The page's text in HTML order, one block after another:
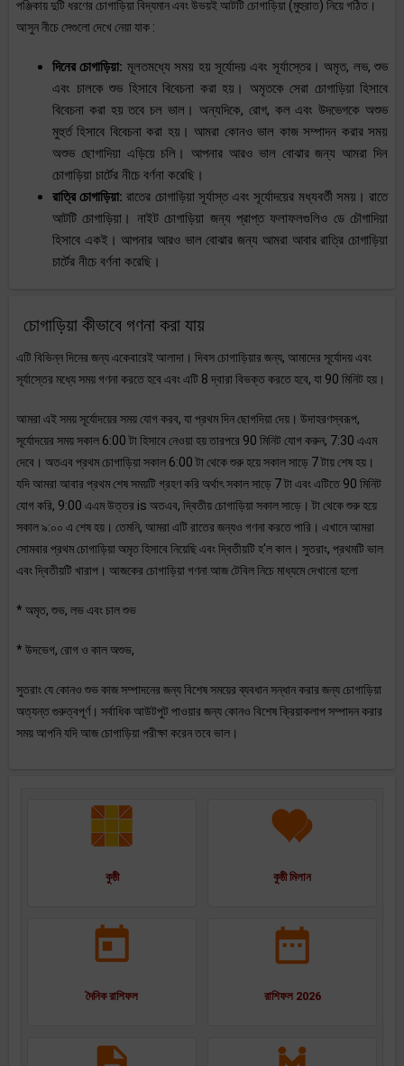
পঞ্জিকায় দুটি ধরণের চোগাড়িয়া বিদ্যমান এবং উভয়ই আটটি চোগাড়িয়া (মুহুরাত) নিয়ে গঠিত।
আসুন নীচে সেগুলো দেখে নেয়া যাক :
দিনের চোগাড়িয়া: মূলতমধ্যে সময় হয় সূর্যোদয় এবং সূর্যাস্তের। অমৃত, লভ, শুভ
এবং চালকে শুভ হিসাবে বিবেচনা করা হয়। অমৃতকে সেরা চোগাড়িয়া হিসাবে
বিবেচনা করা হয় তবে চল ভাল। অন্যদিকে, রোগ, কল এবং উদভেগকে অশুভ
মুহুর্ত হিসাবে বিবেচনা করা হয়। আমরা কোনও ভাল কাজ সম্পাদন করার সময়
অশুভ ছোগাদিয়া এড়িয়ে চলি। আপনার আরও ভাল বোঝার জন্য আমরা দিন
চোগাড়িয়া চার্টের নীচে বর্ণনা করেছি।
রাত্রি চোগাড়িয়া:রাতের চোগাড়িয়া সূর্যাস্ত এবং সূর্যোদয়ের মধ্যবর্তী সময়। রাতে
আটটি চোগাড়িয়া। নাইট চোগাড়িয়া জন্য প্রাপ্ত ফলাফলগুলিও ডে চৌগাদিয়া
হিসাবে একই। আপনার আরও ভাল বোঝার জন্য আমরা আবার রাত্রি চোগাড়িয়া
চার্টের নীচে বর্ণনা করেছি।
চোগাড়িয়া কীভাবে গণনা করা যায়
এটি বিভিন্ন দিনের জন্য একেবারেই আলাদা। দিবস চোগাড়িয়ার জন্য, আমাদের সূর্যোদয় এবং
সূর্যাস্তের মধ্যে সময় গণনা করতে হবে এবং এটি 8 দ্বারা বিভক্ত করতে হবে, যা 90 মিনিট হয়।
আমরা এই সময় সূর্যোদয়ের সময় যোগ করব, যা প্রথম দিন ছোগদিয়া দেয়। উদাহরণস্বরূপ,
সূর্যোদয়ের সময় সকাল 6:00 টা হিসাবে নেওয়া হয় তারপরে 90 মিনিট যোগ করুন, 7:30 এএম
দেবে। অতএব প্রথম চোগাড়িয়া সকাল 6:00 টা থেকে শুরু হয়ে সকাল সাড়ে 7 টায় শেষ হয়।
যদি আমরা আবার প্রথম শেষ সময়টি গ্রহণ করি অর্থাৎ সকাল সাড়ে 7 টা এবং এটিতে 90 মিনিট
যোগ করি, 9:00 এএম উত্তর is অতএব, দ্বিতীয় চোগাড়িয়া সকাল সাড়ে। টা থেকে শুরু হয়ে
সকাল ৯:০০ এ শেষ হয়। তেমনি, আমরা এটি রাতের জন্যও গণনা করতে পারি। এখানে আমরা
সোমবার প্রথম চোগাড়িয়া অমৃত হিসাবে নিয়েছি এবং দ্বিতীয়টি হ'ল কাল। সুতরাং, প্রথমটি ভাল
এবং দ্বিতীয়টি খারাপ। আজকের চোগাড়িয়া গণনা আজ টেবিল নিচে মাধ্যমে দেখানো হলো
* অমৃত, শুভ, লভ এবং চাল শুভ
* উদভেগ, রোগ ও কাল অশুভ,
সুতরাং যে কোনও শুভ কাজ সম্পাদনের জন্য বিশেষ সময়ের ব্যবধান সন্ধান করার জন্য চোগাড়িয়া
অত্যন্ত গুরুত্বপূর্ণ। সর্বাধিক আউটপুট পাওয়ার জন্য কোনও বিশেষ ক্রিয়াকলাপ সম্পাদন করার
সময় আপনি যদি আজ চোগাড়িয়া পরীক্ষা করেন তবে ভাল।
কুষ্ঠী কুষ্ঠী মিলান
দৈনিক রাশিফল রাশিফল 2026